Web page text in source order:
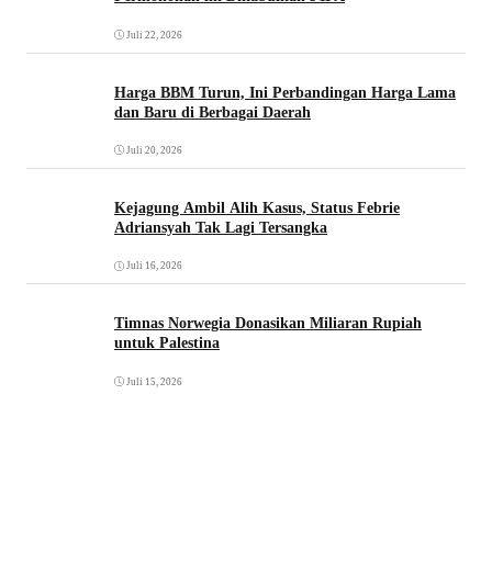
Juli 22, 2026
Harga BBM Turun, Ini Perbandingan Harga Lama
dan Baru di Berbagai Daerah
Juli 20, 2026
Kejagung Ambil Alih Kasus, Status Febrie
Adriansyah Tak Lagi Tersangka
Juli 16, 2026
Timnas Norwegia Donasikan Miliaran Rupiah
untuk Palestina
Juli 15, 2026